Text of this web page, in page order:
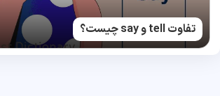
تفاوت tell و say چیست؟